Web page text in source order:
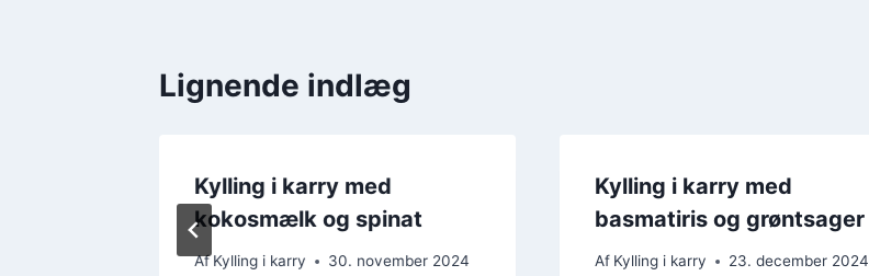
Lignende indlæg
Kylling i karry med
kokosmælk og spinat
Af Kylling i karry 30. november 2024
Kylling i karry med
basmatiris og grøntsager
Af Kylling i karry 23. december 2024